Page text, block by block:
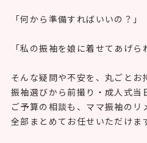
「何から準備すればいいの？」
「私の振袖を娘に着せてあげら
そんな疑問や不安を、丸ごとお
振袖選びから前撮り・成人式当
ご予算の相談も、ママ振袖の
全部まとめてお任せいただけま